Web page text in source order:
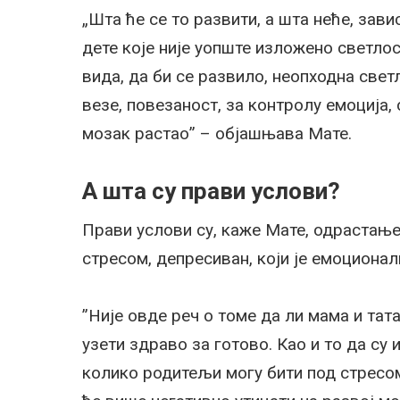
„Шта ће се то развити, а шта неће,
дете које није уопште изложено
вида, да би се развило, неопходна
везе, повезаност, за контролу
мозак растао” – објашњава Мате.
А шта су прави услови?
Прави услови су, каже Мате,
стресом, депресиван, који је
”Није овде реч о томе да ли мама и
узети здраво за готово. Као и то да
колико родитељи могу бити под